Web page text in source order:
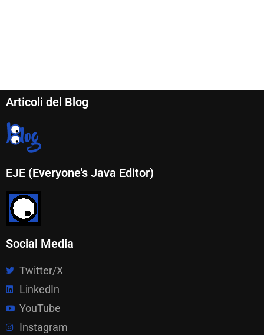
Articoli del Blog
EJE (Everyone's Java Editor)
Social Media
Twitter/X
LinkedIn
YouTube
Instagram